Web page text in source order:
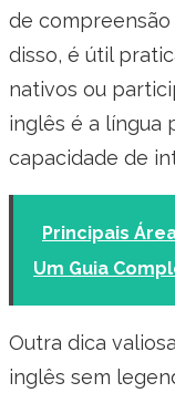
de compreensão
disso, é útil
nativos ou
inglês é a língua
capacidade de
Principais
Um Guia
Outra dica
inglês sem